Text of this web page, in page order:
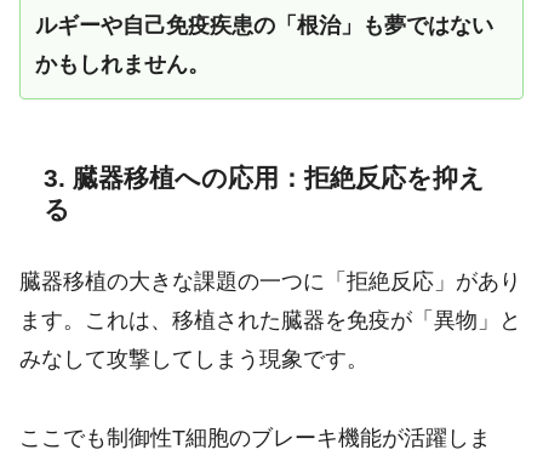
ルギーや自己免疫疾患の「根治」も夢ではない
かもしれません。
3. 臓器移植への応用：拒絶反応を抑え
る
臓器移植の大きな課題の一つに「拒絶反応」があり
ます。これは、移植された臓器を免疫が「異物」と
みなして攻撃してしまう現象です。
ここでも制御性T細胞のブレーキ機能が活躍しま